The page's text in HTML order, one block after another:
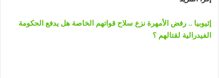
إثيوبيا .. رفض الأمهرة نزع سلاح قواتهم الخاصة هل يدفع الحكومة
الفيدرالية لقتالهم ؟